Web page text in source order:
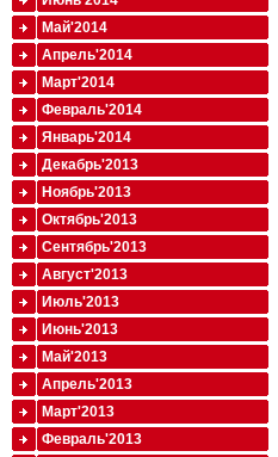
Май'2014
Апрель'2014
Март'2014
Февраль'2014
Январь'2014
Декабрь'2013
Ноябрь'2013
Октябрь'2013
Сентябрь'2013
Август'2013
Июль'2013
Июнь'2013
Май'2013
Апрель'2013
Март'2013
Февраль'2013